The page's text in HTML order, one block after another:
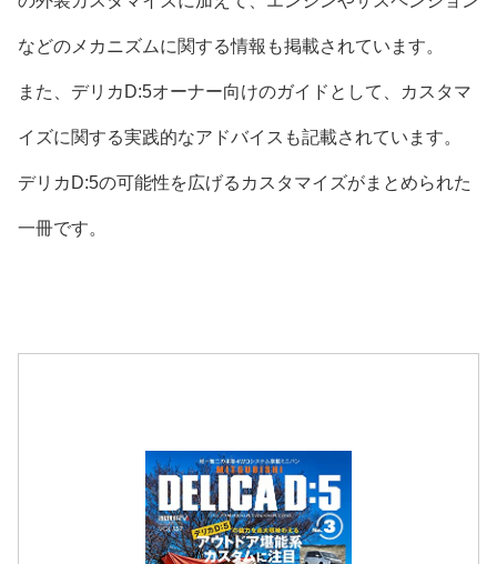
などのメカニズムに関する情報も掲載されています。
また、デリカD:5オーナー向けのガイドとして、カスタマ
イズに関する実践的なアドバイスも記載されています。
デリカD:5の可能性を広げるカスタマイズがまとめられた
一冊です。